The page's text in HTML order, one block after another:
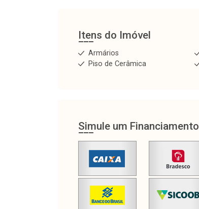
Itens do Imóvel
Armários
Piso de Cerâmica
Simule um Financiamento